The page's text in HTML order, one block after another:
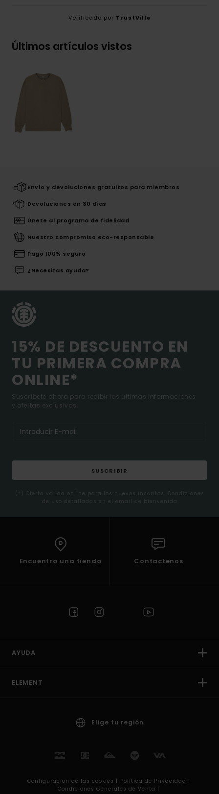
Verificado por TrustVille
Últimos artículos vistos
Envío y devoluciones gratuitos para miembros
Devoluciones en 30 días
Únete al programa de fidelidad
Nuestro compromiso eco-responsable
Pago 100% seguro
¿Necesitas ayuda?
15% DE DESCUENTO EN
TU PRIMERA COMPRA
ONLINE*
Suscríbete ahora para recibir las ultimas informaciones
y ofertas exclusivas.
SUSCRIBIR
(*) Oferta valida online para los nuevos inscritos. Condiciones
de uso detalladas en el email de bienvenida
Encuentra una tienda Contactenos
AYUDA
ELEMENT
Elige tu región
Configuración de las cookies | Política de Privacidad |
Condiciones Generales de Venta |